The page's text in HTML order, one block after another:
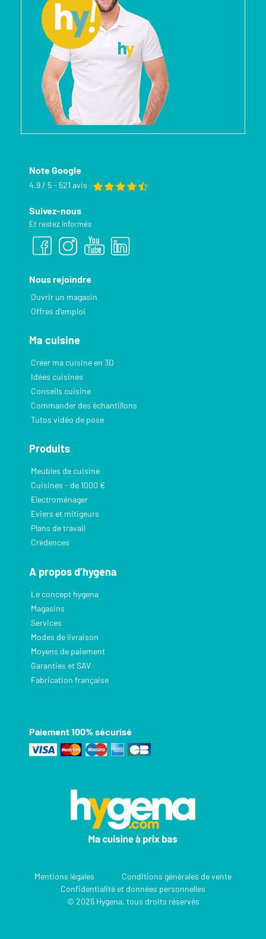
Note Google
4.9 / 5 - 521 avis
Suivez-nous
Et restez informés
Nous rejoindre
Ouvrir un magasin
Offres d’emploi
Ma cuisine
Créer ma cuisine en 3D
Idées cuisines
Conseils cuisine
Commander des échantillons
Tutos vidéo de pose
Produits
Meubles de cuisine
Cuisines - de 1000 €
Electroménager
Eviers et mitigeurs
Plans de travail
Crédences
A propos d’hygena
Le concept hygena
Magasins
Services
Modes de livraison
Moyens de paiement
Garanties et SAV
Fabrication française
Paiement 100% sécurisé
Mentions légales
Conditions générales de vente
Confidentialité et données personnelles
© 2026 Hygena, tous droits réservés